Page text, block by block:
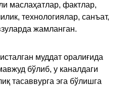
маслаҳатлар, фактлар,
технологиялар, санъат,
жамланган.
муддат оралиғида
бўлиб, у каналдаги
тасаввурга эга бўлишга